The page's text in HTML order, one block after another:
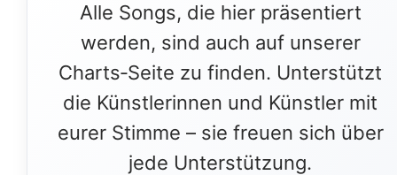
Alle Songs, die hier präsentiert
werden, sind auch auf unserer
Charts‑Seite zu finden. Unterstützt
die Künstlerinnen und Künstler mit
eurer Stimme – sie freuen sich über
jede Unterstützung.